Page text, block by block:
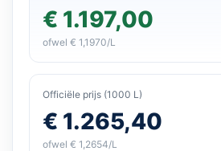
€ 1.197,00
ofwel € 1,1970/L
Officiële prijs (1000 L)
€ 1.265,40
ofwel € 1,2654/L